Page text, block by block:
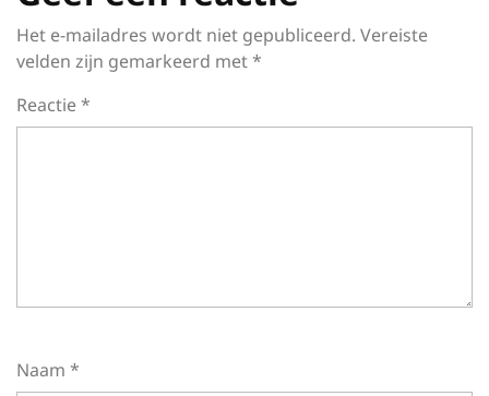
Het e-mailadres wordt niet gepubliceerd. Vereiste
velden zijn gemarkeerd met*
Reactie*
Naam *